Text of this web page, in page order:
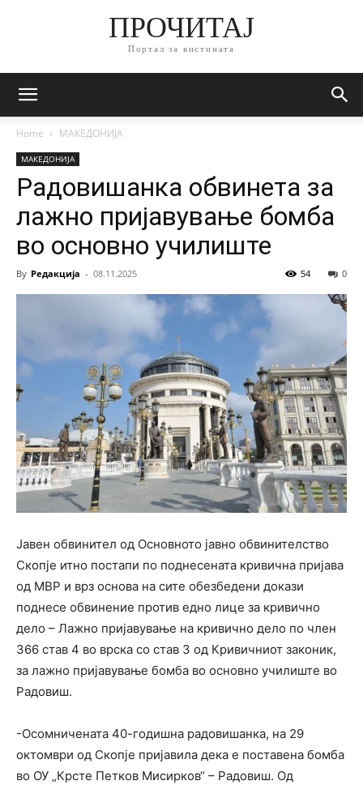
ПРОЧИТАЈ
Портал за вистината
Home МАКЕДОНИЈА
МАКЕДОНИЈА
Радовишанка обвинета за
лажно пријавување бомба
во основно училиште
By Редакција - 08.11.2025 0
54
Јавен обвинител од Основното јавно обвинителство
Скопје итно постапи по поднесената кривична пријава
од МВР и врз основа на сите обезбедени докази
поднесе обвинение против едно лице за кривично
дело – Лажно пријавување на кривично дело по член
366 став 4 во врска со став 3 од Кривичниот законик,
за лажно пријавување бомба во основно училиште во
Радовиш.
-Осомничената 40-годишна радовишанка, на 29
октомври од Скопје пријавила дека е поставена бомба
во ОУ „Крсте Петков Мисирков“ – Радовиш. Од